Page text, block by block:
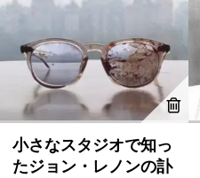
小さなスタジオで知っ
たジョン・レノンの訃